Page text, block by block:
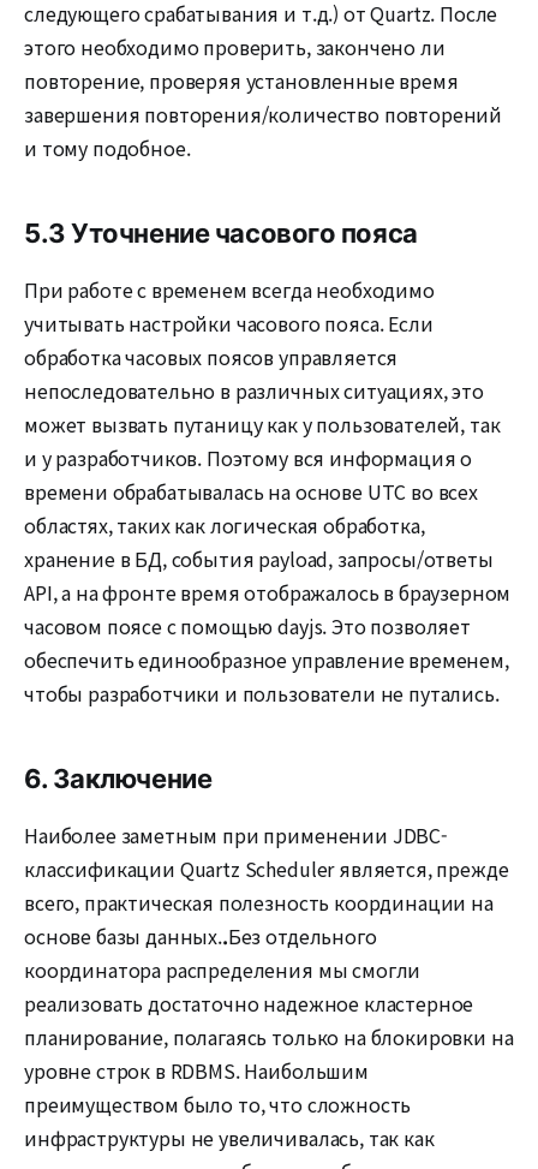
следующего срабатывания и т.д.) от Quartz. После
этого необходимо проверить, закончено ли
повторение, проверяя установленные время
завершения повторения/количество повторений
и тому подобное.
5.3 Уточнение часового пояса
При работе с временем всегда необходимо
учитывать настройки часового пояса. Если
обработка часовых поясов управляется
непоследовательно в различных ситуациях, это
может вызвать путаницу как у пользователей, так
и у разработчиков. Поэтому вся информация о
времени обрабатывалась на основе UTC во всех
областях, таких как логическая обработка,
хранение в БД, события payload, запросы/ответы
API, а на фронте время отображалось в браузерном
часовом поясе с помощью dayjs. Это позволяет
обеспечить единообразное управление временем,
чтобы разработчики и пользователи не путались.
6. Заключение
Наиболее заметным при применении JDBC-
классификации Quartz Scheduler является, прежде
всего, практическая полезность координации на
основе базы данных..Без отдельного
координатора распределения мы смогли
реализовать достаточно надежное кластерное
планирование, полагаясь только на блокировки на
уровне строк в RDBMS. Наибольшим
преимуществом было то, что сложность
инфраструктуры не увеличивалась, так как